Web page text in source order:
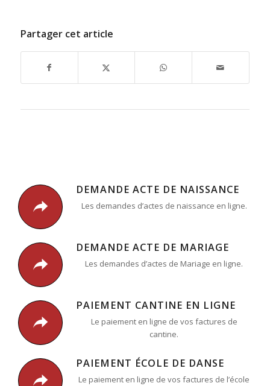
Partager cet article
DEMANDE ACTE DE NAISSANCE
Les demandes d’actes de naissance en ligne.
DEMANDE ACTE DE MARIAGE
Les demandes d’actes de Mariage en ligne.
PAIEMENT CANTINE EN LIGNE
Le paiement en ligne de vos factures de
cantine.
PAIEMENT ÉCOLE DE DANSE
Le paiement en ligne de vos factures de l’école